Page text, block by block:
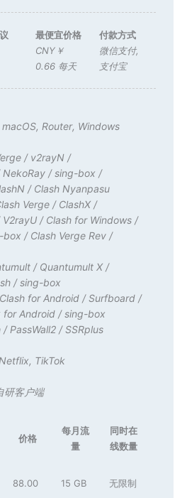
最便宜价格
CNY￥
0.66 每天
付款方式
微信支付,
支付宝
macOS, Router, Windows
/ v2rayN /
NekoRay /sing-box /
/ Clash Nyanpasu
Verge / ClashX /
V2rayU / Clash for Windows /
box / Clash Verge Rev /
/ Quantumult X /
/sing-box
Clash for Android /Surfboard /
for Android /sing-box
/ PassWall2 /SSRplus
Netflix, TikTok
研客户端
价格
每月流
量
同时在
线数量
88.00 15 GB 无限制